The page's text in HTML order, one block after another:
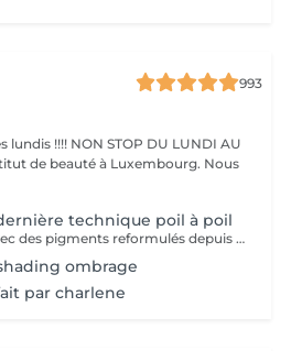
993
lundis !!!! NON STOP DU LUNDI AU
technique poil à poil
Nos microblading sont fait avec des pigments reformulés depuis la loi du 4 janvier 2022 faites nous confiance nous travaillons avec les meilleures marques sur le marché ne vous inquiétez pas pour la couleur et technique on regardera ensemble sur place :) l'épilation au fil est incluse
ombrage
par charlene